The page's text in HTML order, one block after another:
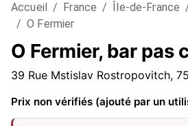
Accueil / France / Île-de-France
/ O Fermier
O Fermier, bar pas
39 Rue Mstislav Rostropovitch,
Prix non vérifiés (ajouté par un